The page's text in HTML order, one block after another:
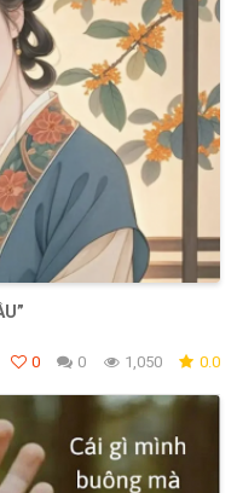
0 0 1,050 0.0